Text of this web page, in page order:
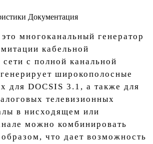
Документация
многоканальный генератор
кабельной
сети с полной канальной
широкополосные
для DOCSIS 3.1, а также для
телевизионных
в нисходящем или
можно комбинировать
что дает возможность